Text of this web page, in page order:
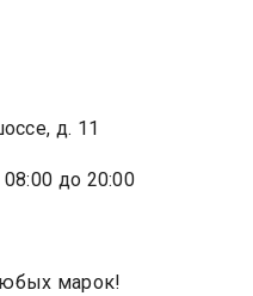
д. 11
до 20:00
марок!